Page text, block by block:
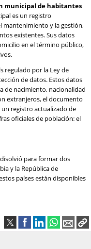
municipal de habitantes
es un registro
mantenimiento y la gestión,
existentes. Sus datos
en el término público,
regulado por la Ley de
de datos. Estos datos
de nacimiento, nacionalidad
extranjeros, el documento
registro actualizado de
oficiales de población: el
para formar dos
y la República de
países están disponibles